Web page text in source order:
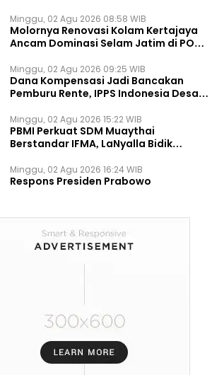
Minggu, 02 Agu 2026 08:58 WIB
Molornya Renovasi Kolam Kertajaya
Ancam Dominasi Selam Jatim di PON
Minggu, 02 Agu 2026 09:25 WIB
Dana Kompensasi Jadi Bancakan
Pemburu Rente, IPPS Indonesia Desak
Permanen
Minggu, 02 Agu 2026 15:22 WIB
PBMI Perkuat SDM Muaythai
Berstandar IFMA, LaNyalla Bidik
Minggu, 02 Agu 2026 16:24 WIB
Respons Presiden Prabowo